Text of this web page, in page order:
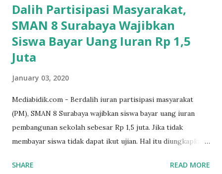
Dalih Partisipasi Masyarakat,
SMAN 8 Surabaya Wajibkan
Siswa Bayar Uang Iuran Rp 1,5
Juta
January 03, 2020
Mediabidik.com - Berdalih iuran partisipasi masyarakat
(PM), SMAN 8 Surabaya wajibkan siswa bayar uang iuran
pembangunan sekolah sebesar Rp 1,5 juta. Jika tidak
membayar siswa tidak dapat ikut ujian. Hal itu diungkapkan
SMAN 8 Jalan Iskandar Muda Surabaya mengatakan, ada
SHARE READ MORE